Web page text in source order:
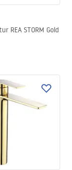
REA STORM Gold